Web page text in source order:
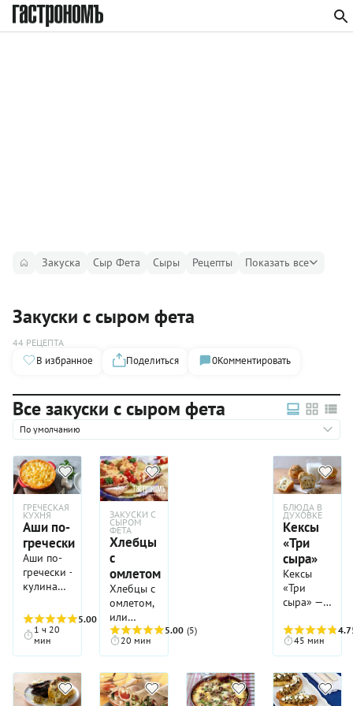
Закуска Сыр Фета Сыры Рецепты Показать все
Закуски с сыром фета
44 РЕЦЕПТА
В избранное Поделиться 0Комментировать
Все закуски с сыром фета
По умолчанию
ГРЕЧЕСКАЯ
КУХНЯ
Аши по-
гречески
Аши по-
гречески —
кулинарная
которая
может
поставить
в тупик
даже
знатоков
гастрономии.
5.00
1 ч 20
мин
ЗАКУСКИ С
СЫРОМ
ФЕТА
Хлебцы
с
омлетом
Хлебцы с
омлетом,
или
омлет с
хлебцами —
это
быстрая
и сытная
закуска,
5.00 (5)
20 мин
БЛЮДА В
ДУХОВКЕ
Кексы
«Три
сыра»
Кексы
«Три
сыра» —
столько
про
чаепитие,
сколько
про
перекус в
45 мин